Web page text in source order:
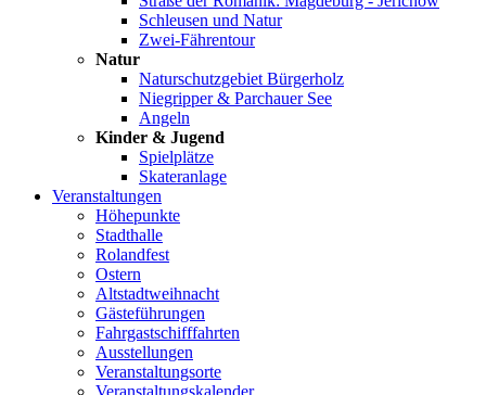
Schleusen und Natur
Zwei-Fährentour
Natur
Naturschutzgebiet Bürgerholz
Niegripper & Parchauer See
Angeln
Kinder & Jugend
Spielplätze
Skateranlage
Veranstaltungen
Höhepunkte
Stadthalle
Rolandfest
Ostern
Altstadtweihnacht
Gästeführungen
Fahrgastschifffahrten
Ausstellungen
Veranstaltungsorte
Veranstaltungskalender